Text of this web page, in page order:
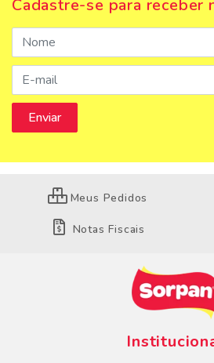
Cadastre-se para receber
Meus Pedidos
Notas Fiscais